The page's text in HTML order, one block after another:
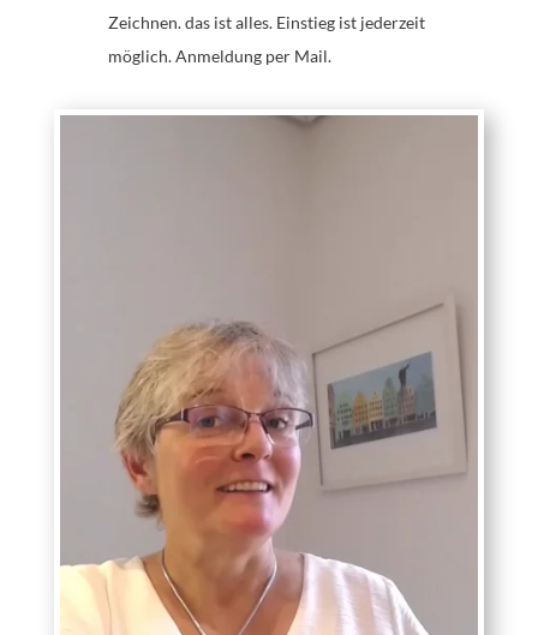
Zeichnen. das ist alles. Einstieg ist jederzeit
möglich. Anmeldung per Mail.